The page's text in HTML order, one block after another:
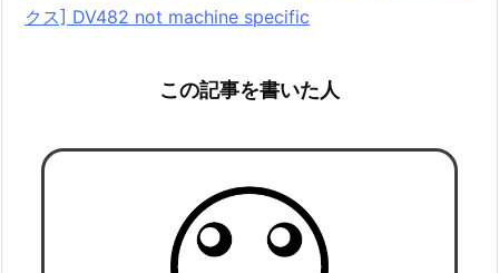
クス] DV482 not machine specific
この記事を書いた人